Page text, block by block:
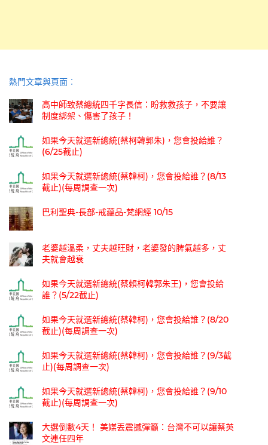
熱門文章與頁面︰
高中師致蔡總統四千字長信：盼救救孩子，不要讓
制度綁架、傷害了孩子！
如果今天就選新總統(蔡柯韓郭朱)，您會投給誰？
(6/25截止)
如果今天就選新總統(蔡韓柯)，您會投給誰？(8/13
截止)(每周調查一次)
巴利聖典-長部-戒蘊品-梵網經 10/15
老婆越溫柔，丈夫越旺財，老婆發的脾氣越多，丈
夫就會越衰
如果今天就選新總統(蔡賴柯韓郭朱王)，您會投給
誰？(5/22截止)
如果今天就選新總統(蔡韓柯)，您會投給誰？(8/20
截止)(每周調查一次)
如果今天就選新總統(蔡韓柯)，您會投給誰？(9/3截
止)(每周調查一次)
如果今天就選新總統(蔡韓柯)，您會投給誰？(9/10
截止)(每周調查一次)
大選倒數4天！ 美媒丟震撼彈籲：台灣不可以讓蔡英
文連任四年